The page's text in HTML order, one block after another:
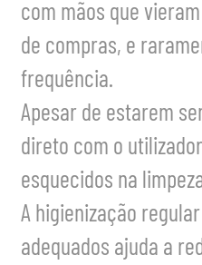
com mãos que
de compras, e
frequência.
Apesar de estarem
direto com o
esquecidos na
A higienização
adequados ajuda a